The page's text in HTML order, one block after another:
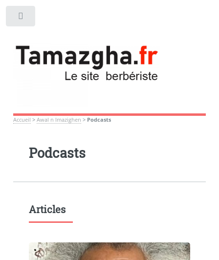
Accueil > Awal n Imazighen > Podcasts
Podcasts
Articles